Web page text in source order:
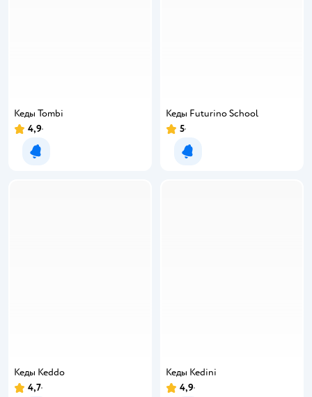
Кеды Tombi
4,9
Уведомить о появлении
Кеды Futurino School
5
Уведомить о появлении
Кеды Keddo
4,7
Кеды Kedini
4,9